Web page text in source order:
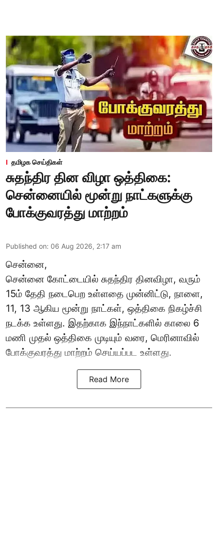
தமிழக செய்திகள்
சுதந்திர தின விழா ஒத்திகை:
சென்னையில் மூன்று நாட்களுக்கு
போக்குவரத்து மாற்றம்
Published on: 06 Aug 2026, 2:17 am
சென்னை,
சென்னை கோட்டையில் சுதந்திர தினவிழா, வரும்
15ம் தேதி நடைபெற உள்ளதை முன்னிட்டு, நாளை,
11, 13 ஆகிய மூன்று நாட்கள், ஒத்திகை நிகழ்ச்சி
நடக்க உள்ளது. இதற்காக இந்நாட்களில் காலை 6
மணி முதல் ஒத்திகை முடியும் வரை, மெரினாவில்
போக்குவரத்து மாற்றம் செய்யப்பட உள்ளது.
Read More